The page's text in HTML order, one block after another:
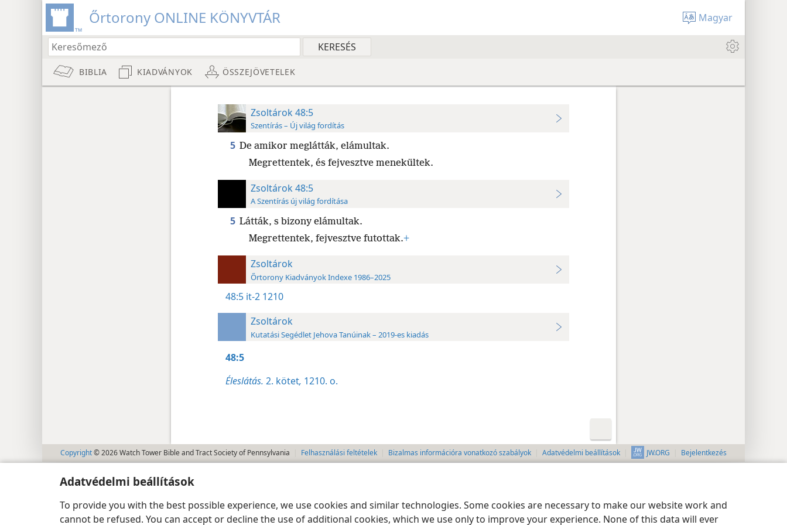
Adatvédelmi beállítások
To provide you with the best possible experience, we use cookies and similar technologies. Some cookies are necessary to make our website work and
cannot be refused. You can accept or decline the use of additional cookies, which we use only to improve your experience. None of this data will ever
Őrtorony ONLINE KÖNYVTÁR Magyar
BIBLIA KIADVÁNYOK ÖSSZEJÖVETELEK
Zsoltárok 48:5
Szentírás – Új világ fordítás
5 De amikor meglátták, elámultak.
Megrettentek, és fejvesztve menekültek.
Zsoltárok 48:5
A Szentírás új világ fordítása
5 Látták, s bizony elámultak.
Megrettentek, fejvesztve futottak.+
Zsoltárok
Őrtorony Kiadványok Indexe 1986–2025
48:5 it-2 1210
Zsoltárok
Kutatási Segédlet Jehova Tanúinak – 2019-es kiadás
48:5
Éleslátás. 2. kötet, 1210. o.
Copyright© 2026 Watch Tower Bible and Tract Society of Pennsylvania Felhasználási feltételek Bizalmas információra vonatkozó szabályok Adatvédelmi beállítások JW.ORG Bejelentkezés